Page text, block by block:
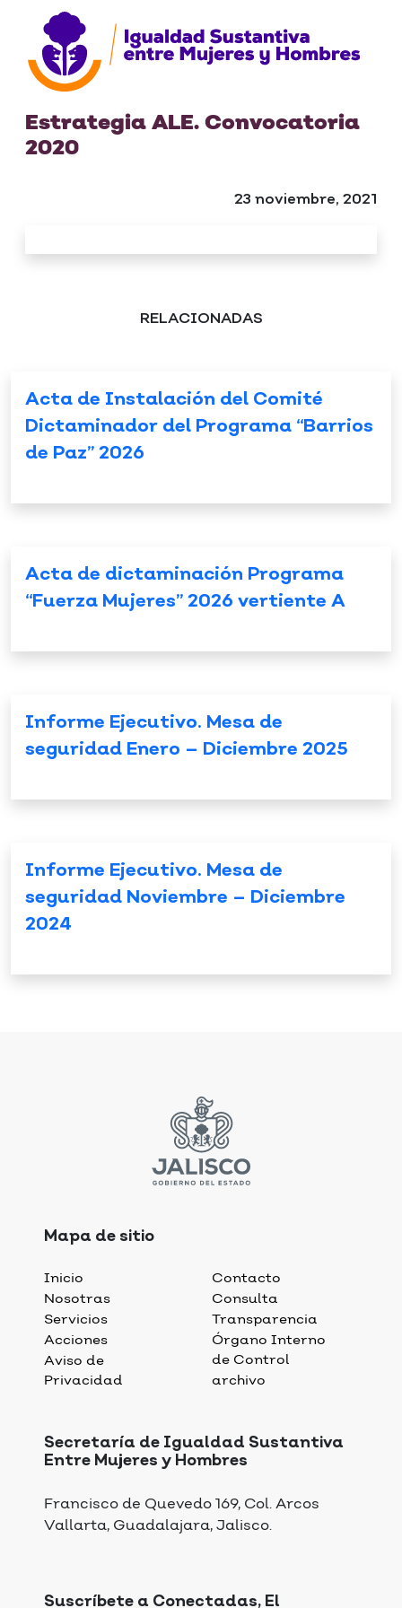
Estrategia ALE. Convocatoria
2020
23 noviembre, 2021
RELACIONADAS
Acta de Instalación del Comité
Dictaminador del Programa “Barrios
de Paz” 2026
Acta de dictaminación Programa
“Fuerza Mujeres” 2026 vertiente A
Informe Ejecutivo. Mesa de
seguridad Enero – Diciembre 2025
Informe Ejecutivo. Mesa de
seguridad Noviembre – Diciembre
2024
Mapa de sitio
Inicio
Nosotras
Servicios
Acciones
Aviso de
Privacidad
Contacto
Consulta
Transparencia
Órgano Interno
de Control
archivo
Secretaría de Igualdad Sustantiva
Entre Mujeres y Hombres
Francisco de Quevedo 169, Col. Arcos
Vallarta, Guadalajara, Jalisco.
Suscríbete a Conectadas, El